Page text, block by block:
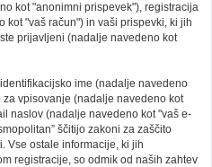
kot "anonimni prispevek"), registracija
kot "vaš račun") in vaši prispevki, ki jih
prijavljeni (nadalje navedeno kot
ime (nadalje navedeno
vpisovanje (nadalje navedeno kot
naslov (nadalje navedeno kot "vaš e-
ščitijo zakoni za zaščito
Vse ostale informacije, ki jih
registracije, so odmik od naših zahtev